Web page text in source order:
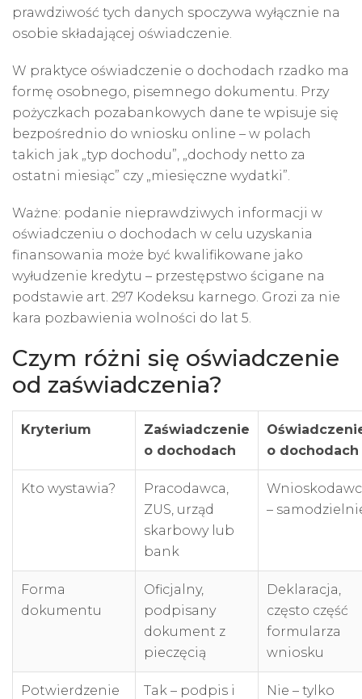
prawdziwość tych danych spoczywa wyłącznie na
osobie składającej oświadczenie.
W praktyce oświadczenie o dochodach rzadko ma
formę osobnego, pisemnego dokumentu. Przy
pożyczkach pozabankowych dane te wpisuje się
bezpośrednio do wniosku online – w polach
takich jak „typ dochodu”, „dochody netto za
ostatni miesiąc” czy „miesięczne wydatki”.
Ważne: podanie nieprawdziwych informacji w
oświadczeniu o dochodach w celu uzyskania
finansowania może być kwalifikowane jako
wyłudzenie kredytu – przestępstwo ścigane na
podstawie art. 297 Kodeksu karnego. Grozi za nie
kara pozbawienia wolności do lat 5.
Czym różni się oświadczenie
od zaświadczenia?
Kryterium
Zaświadczenie
o dochodach
o dochodach
Kto wystawia?
Pracodawca,
ZUS, urząd
skarbowy lub
bank
–
Forma
dokumentu
Oficjalny,
podpisany
dokument z
pieczęcią
Deklaracja,
często część
formularza
wniosku
Potwierdzenie
Tak – podpis i
Nie – tylko